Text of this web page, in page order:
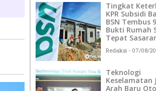
Tingkat
KPR Subsidi
BSN Tembus
Bukti Rumah
Tepat
Redaksi 07/08/
Teknologi
Keselamatan
Arah Baru